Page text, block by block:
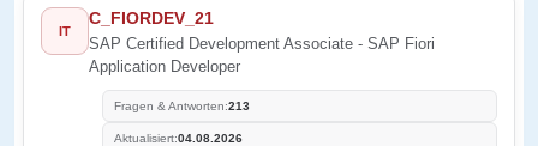
IT
C_FIORDEV_21
SAP Certified Development Associate - SAP Fiori
Application Developer
Fragen & Antworten:213
Aktualisiert:04.08.2026